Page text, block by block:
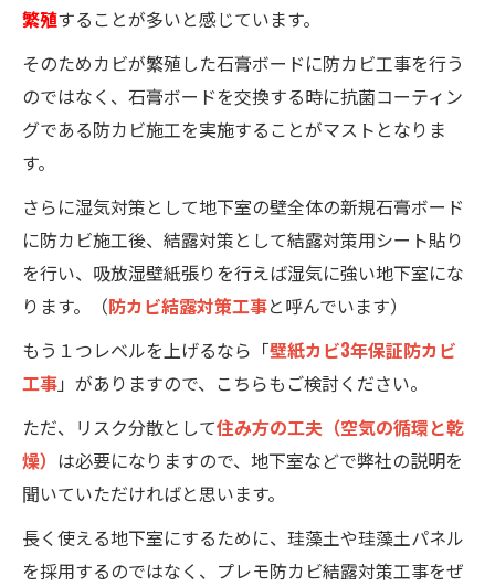
繁殖することが多いと感じています。
そのためカビが繁殖した石膏ボードに防カビ工事を行う
のではなく、石膏ボードを交換する時に抗菌コーティン
グである防カビ施工を実施することがマストとなりま
す。
さらに湿気対策として地下室の壁全体の新規石膏ボード
に防カビ施工後、結露対策として結露対策用シート貼り
を行い、吸放湿壁紙張りを行えば湿気に強い地下室にな
ります。（防カビ結露対策工事と呼んでいます）
もう１つレベルを上げるなら「壁紙カビ3年保証防カビ
工事」がありますので、こちらもご検討ください。
ただ、リスク分散として住み方の工夫（空気の循環と乾
燥） は必要になりますので、地下室などで弊社の説明を
聞いていただければと思います。
長く使える地下室にするために、珪藻土や珪藻土パネル
を採用するのではなく、プレモ防カビ結露対策工事をぜ